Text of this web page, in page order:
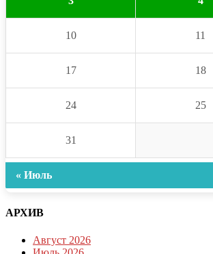
10 11
17 18
24 25
31
« Июль
АРХИВ
Август 2026